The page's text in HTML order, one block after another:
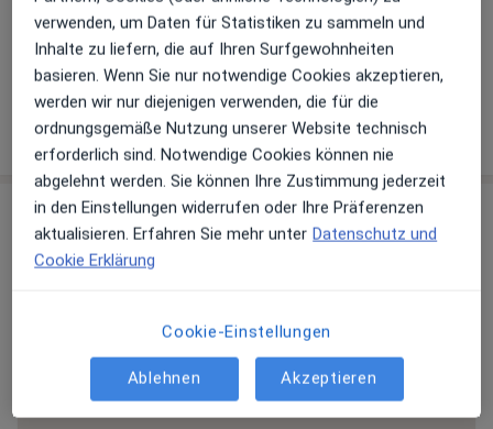
Telefonnummer
0941...Telefonnummer anzeigen
0941...Telefonnummer anzeigen
Mehr Details anzeigen
über die Adresse
Erfahrungen
23 Bewertungen
verwenden, um Daten für Statistiken zu sammeln und
Inhalte zu liefern, die auf Ihren Surfgewohnheiten
basieren. Wenn Sie nur notwendige Cookies akzeptieren,
werden wir nur diejenigen verwenden, die für die
ordnungsgemäße Nutzung unserer Website technisch
erforderlich sind. Notwendige Cookies können nie
abgelehnt werden. Sie können Ihre Zustimmung jederzeit
in den Einstellungen widerrufen oder Ihre Präferenzen
aktualisieren. Erfahren Sie mehr unter Datenschutz und
Cookie Erklärung
Cookie-Einstellungen
Ablehnen Akzeptieren